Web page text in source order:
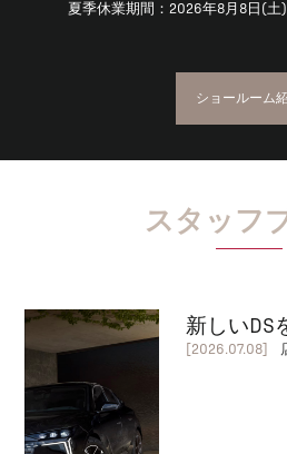
夏季休業期間：2026年8月8日(土
ショールーム
スタッフ
新しいDS
[2026.07.08]